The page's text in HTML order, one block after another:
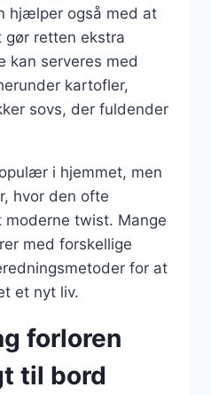
hjælper også med at
gør retten ekstra
kan serveres med
kartofler,
sovs, der fuldender
i hjemmet, men
hvor den ofte
twist. Mange
med forskellige
for at
et nyt liv.
forloren
til bord